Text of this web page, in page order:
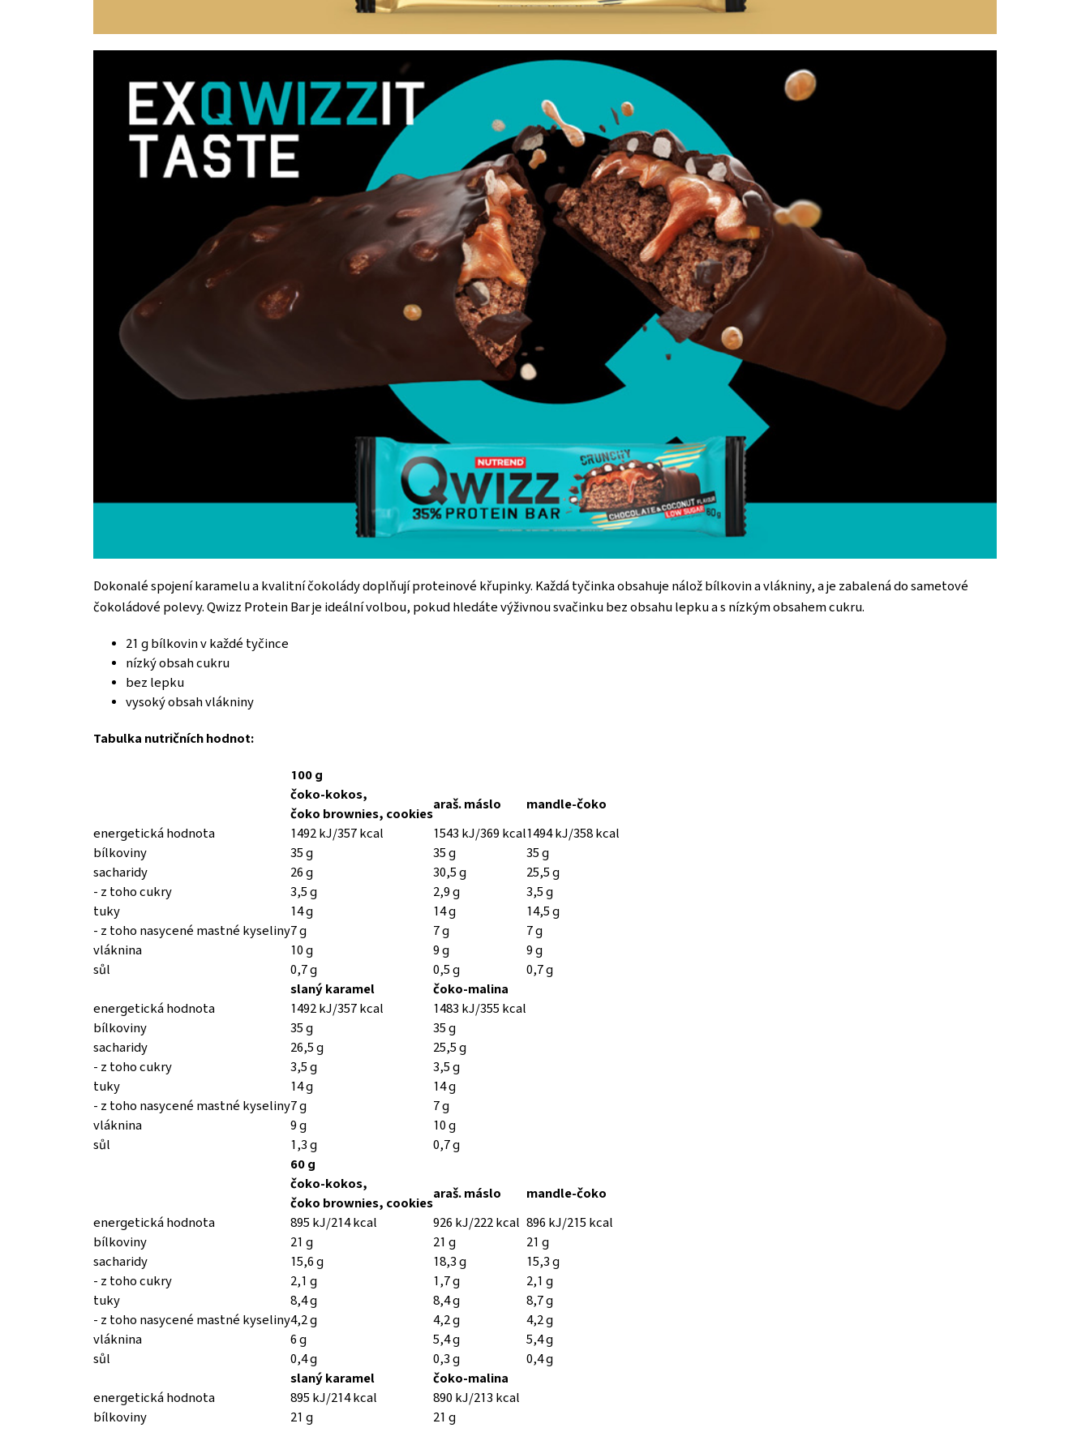
Dokonalé spojení karamelu a kvalitní čokolády doplňují proteinové křupinky. Každá tyčinka obsahuje nálož bílkovin a vlákniny, a je zabalená do sametové
čokoládové polevy. Qwizz Protein Bar je ideální volbou, pokud hledáte výživnou svačinku bez obsahu lepku a s nízkým obsahem cukru.
21 g bílkovin v každé tyčince
nízký obsah cukru
bez lepku
vysoký obsah vlákniny
Tabulka nutričních hodnot:
100 g
čoko-kokos,
čoko brownies, cookies
araš. máslo
mandle-čoko
energetická hodnota
1492 kJ/357 kcal 1543 kJ/369 kcal1494 kJ/358 kcal
bílkoviny
35 g 35 g
35 g
sacharidy
26 g 30,5 g
25,5 g
- z toho cukry
3,5 g 2,9 g
3,5 g
tuky
14 g 14 g
14,5 g
- z toho nasycené mastné kyseliny7 g 7 g
7 g
vláknina
10 g 9 g
9 g
sůl
0,7 g 0,5 g
0,7 g
slaný karamel
čoko-malina
energetická hodnota
1492 kJ/357 kcal
1483 kJ/355 kcal
bílkoviny
35 g
35 g
sacharidy
26,5 g
25,5 g
- z toho cukry
3,5 g
3,5 g
tuky
14 g
14 g
- z toho nasycené mastné kyseliny7 g
7 g
vláknina
9 g
10 g
sůl
1,3 g
0,7 g
60 g
čoko-kokos,
čoko brownies, cookies
araš. máslo
mandle-čoko
energetická hodnota
895 kJ/214 kcal 926 kJ/222 kcal 896 kJ/215 kcal
bílkoviny
21 g 21 g
21 g
sacharidy
15,6 g 18,3 g
15,3 g
- z toho cukry
2,1 g 1,7 g
2,1 g
tuky
8,4 g 8,4 g
8,7 g
- z toho nasycené mastné kyseliny4,2 g 4,2 g
4,2 g
vláknina
6 g 5,4 g
5,4 g
sůl
0,4 g 0,3 g
0,4 g
slaný karamel
čoko-malina
energetická hodnota
895 kJ/214 kcal
890 kJ/213 kcal
bílkoviny
21 g
21 g